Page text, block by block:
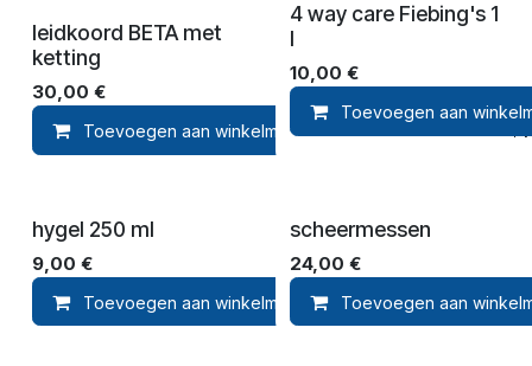
leidkoord BETA met
ketting
30,00 €
Toevoegen aan winkelmandje
4 way care Fiebing's 1
l
10,00 €
Toevoegen aan
hygel 250 ml
9,00 €
Toevoegen aan winkelmandje
scheermessen
24,00 €
Toevoegen aan